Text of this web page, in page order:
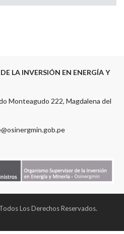
LA INVERSIÓN EN ENERGÍA Y
Monteagudo 222, Magdalena del
Todos Los Derechos Reservados.